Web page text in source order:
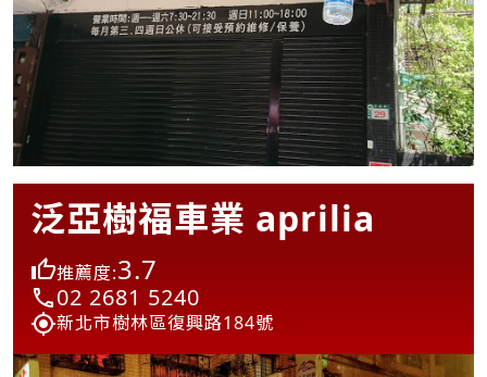
泛亞樹福車業 aprilia
推薦度:3.7
02 2681 5240
新北市樹林區復興路184號